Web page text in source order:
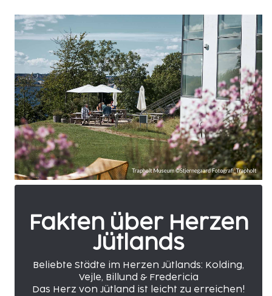
Fakten über Herzen
Jütlands
Beliebte Städte im Herzen Jütlands: Kolding,
Vejle, Billund & Fredericia
Das Herz von Jütland ist leicht zu erreichen!